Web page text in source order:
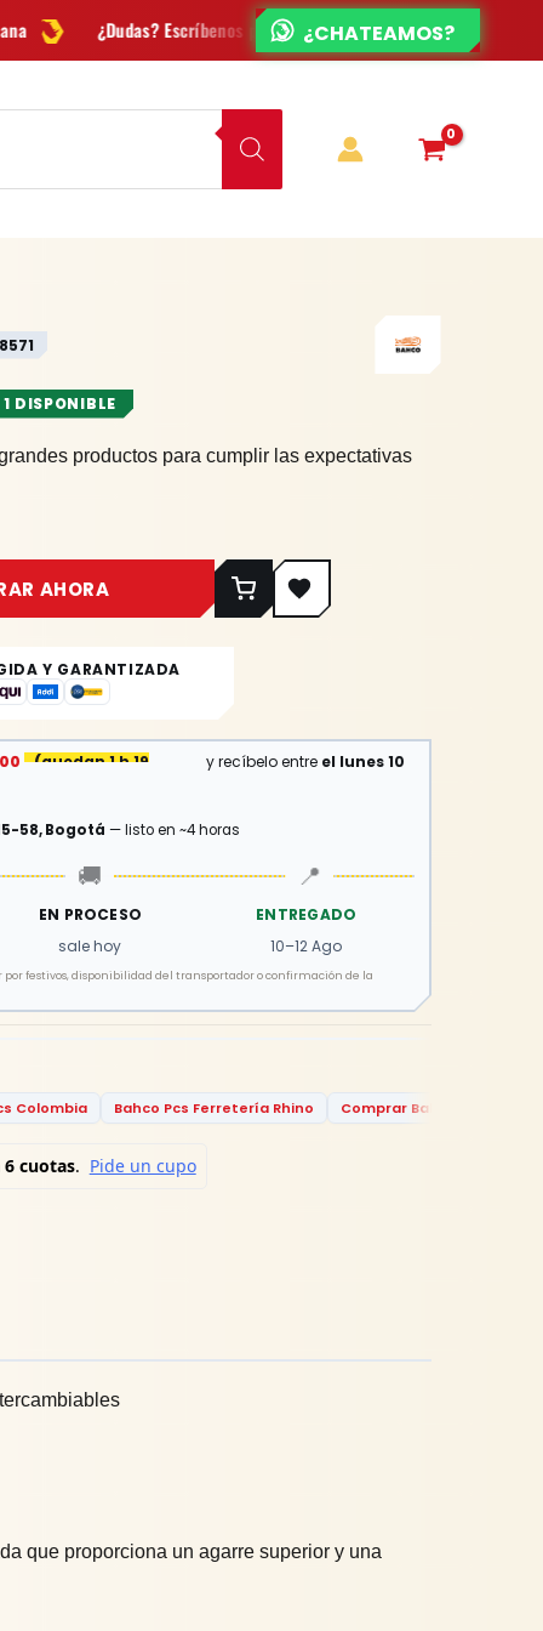
Escríbenos porWhatsApp EnvíoGRATISen Bogotá
¿CHATEAMOS?
DISPONIBLE
productos para cumplir las expectativas
AHORA
Colombia Bahco Pcs Ferretería Rhino Comprar Bahco Pcs
Y GARANTIZADA
(quedan 1 h 19 min y recíbelo entre el lunes 10
58, Bogotá — listo en ~4 horas
🚚
EN PROCESO
sale hoy
📍
ENTREGADO
10–12 Ago
por festivos, disponibilidad del transportador o confirmación de la
que proporciona un agarre superior y una